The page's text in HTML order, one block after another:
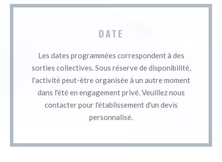
DATE
Les dates programmées correspondent à des
sorties collectives. Sous réserve de disponibilité,
l'activité peut-être organisée à un autre moment
dans l'été en engagement privé. Veuillez nous
contacter pour l'établissement d'un devis
personnalisé.